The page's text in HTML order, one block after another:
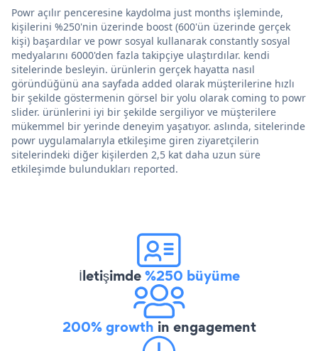
Powr açılır penceresine kaydolma just months işleminde,
kişilerini %250'nin üzerinde boost (600'ün üzerinde gerçek
kişi) başardılar ve powr sosyal kullanarak constantly sosyal
medyalarını 6000'den fazla takipçiye ulaştırdılar. kendi
sitelerinde besleyin. ürünlerin gerçek hayatta nasıl
göründüğünü ana sayfada added olarak müşterilerine hızlı
bir şekilde göstermenin görsel bir yolu olarak coming to powr
slider. ürünlerini iyi bir şekilde sergiliyor ve müşterilere
mükemmel bir yerinde deneyim yaşatıyor. aslında, sitelerinde
powr uygulamalarıyla etkileşime giren ziyaretçilerin
sitelerindeki diğer kişilerden 2,5 kat daha uzun süre
etkileşimde bulundukları reported.
İletişimde%250 büyüme
200% growth in engagement